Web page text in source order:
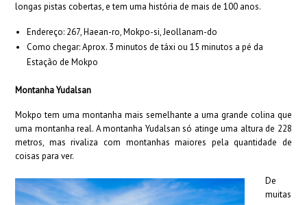
longas pistas cobertas, e tem uma história de mais de 100 anos.
Endereço: 267, Haean-ro, Mokpo-si, Jeollanam-do
Como chegar: Aprox. 3 minutos de táxi ou 15 minutos a pé da
Estação de Mokpo
MontanhaYudalsan
Mokpo tem uma montanha mais semelhante a uma grande colina que
uma montanha real. A montanha Yudalsan só atinge uma altura de 228
metros, mas rivaliza com montanhas maiores pela quantidade de
coisas para ver.
De
muitas